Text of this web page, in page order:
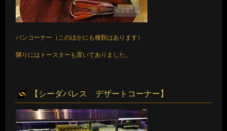
パンコーナー（このほかにも種類はあります）
隣りにはトースターも置いてありました。
【シーダパレス デザートコーナー】